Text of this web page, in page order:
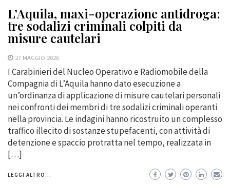
L’Aquila, maxi-operazione antidroga:
tre sodalizi criminali colpiti da
misure cautelari
27 MAGGIO 2026
I Carabinieri del Nucleo Operativo e Radiomobile della
Compagnia di L’Aquila hanno dato esecuzione a
un’ordinanza di applicazione di misure cautelari personali
nei confronti dei membri di tre sodalizi criminali operanti
nella provincia. Le indagini hanno ricostruito un complesso
traffico illecito di sostanze stupefacenti, con attività di
detenzione e spaccio protratta nel tempo, realizzata in
[…]
LEGGI ALTRO...